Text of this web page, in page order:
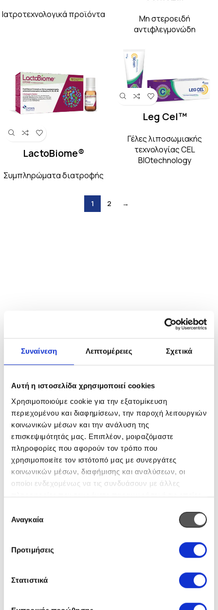
Συναίνεση Λεπτομέρειες Σχετικά
Αυτή η ιστοσελίδα χρησιμοποιεί cookies
Χρησιμοποιούμε cookie για την εξατομίκευση
περιεχομένου και διαφημίσεων, την παροχή λειτουργιών
κοινωνικών μέσων και την ανάλυση της
επισκεψιμότητάς μας. Επιπλέον, μοιραζόμαστε
πληροφορίες που αφορούν τον τρόπο που
χρησιμοποιείτε τον ιστότοπό μας με συνεργάτες
κοινωνικών μέσων, διαφήμισης και αναλύσεων, οι
οποίοι ενδεχομένως να τις συνδυάσουν με άλλες
πληροφορίες που τους έχετε παραχωρήσει ή τις οποίες
των υπηρεσιών τους.
συγκατάθεσης
Αναγκαία
Προτιμήσεις
Στατιστικά
Ιατροτεχνολογικά προϊόντα
Μη στεροειδή
αντιφλεγμονώδη
LactoBiome®
Συμπληρώματα διατροφής
Leg Cel™
Γέλες λιποσωμιακής
τεχνολογίας CEL
BIOtechnology
1 2 →